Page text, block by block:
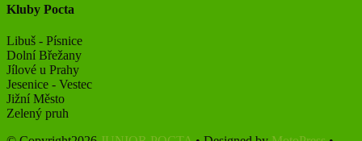
Kluby Pocta
Libuš - Písnice
Dolní Břežany
Jílové u Prahy
Jesenice - Vestec
Jižní Město
Zelený pruh